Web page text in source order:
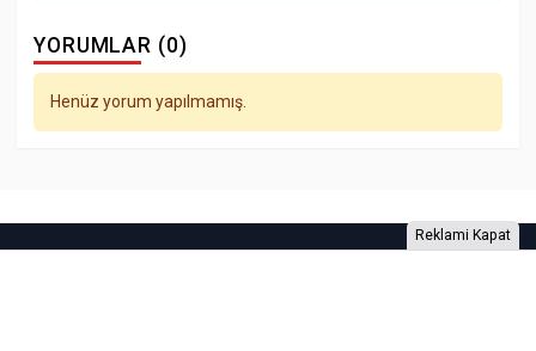
YORUMLAR (0)
Henüz yorum yapılmamış.
Reklami Kapat